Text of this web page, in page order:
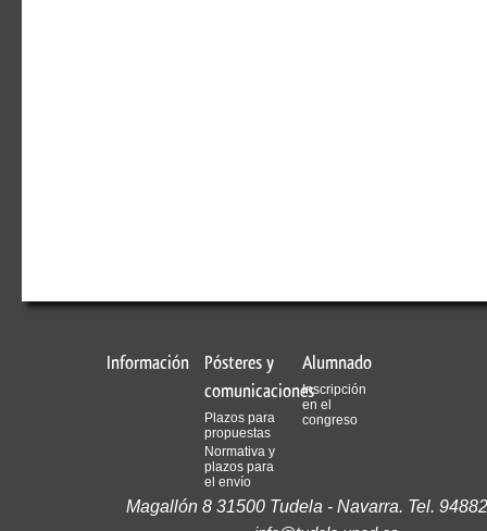
Información
Pósteres y
comunicaciones
Plazos para
propuestas
Normativa y
plazos para
el envío
Alumnado
Inscripción
en el
congreso
Magallón 8 31500 Tudela - Navarra. Tel.